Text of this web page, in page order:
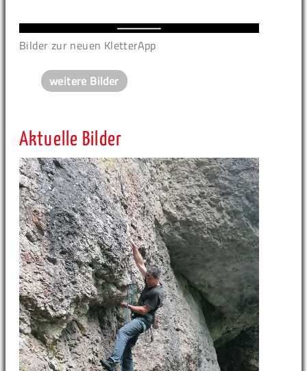
Bilder zur neuen KletterApp
weitere Bilder
Aktuelle Bilder